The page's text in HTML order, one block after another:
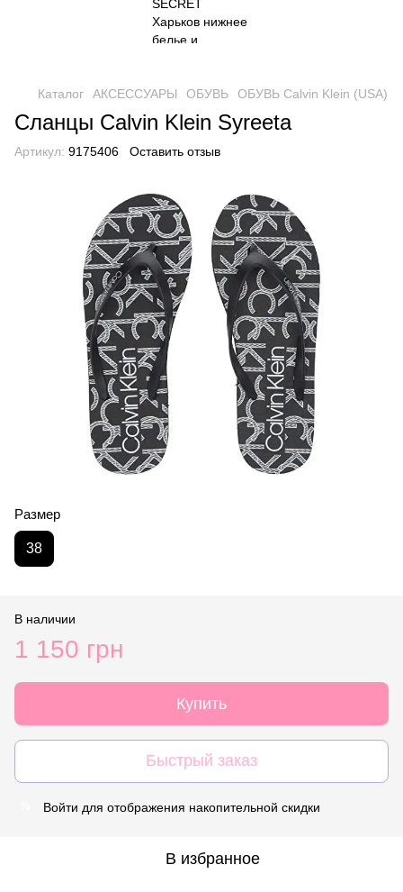
Каталог АКСЕССУАРЫ ОБУВЬ ОБУВЬ Calvin Klein (USA)
Сланцы Calvin Klein Syreeta
Артикул: 9175406 Оставить отзыв
Размер
38
В наличии
1 150 грн
Купить
Быстрый заказ
Войти для отображения накопительной скидки
В избранное